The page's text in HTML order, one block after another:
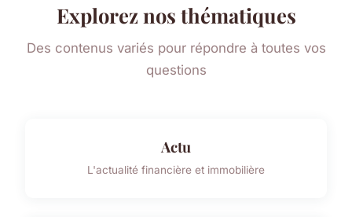
Explorez nos thématiques
Des contenus variés pour répondre à toutes vos
questions
Actu
L'actualité financière et immobilière